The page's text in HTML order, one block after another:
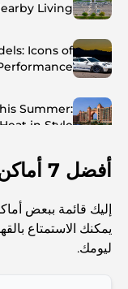
Living
Icons of
Summer:
in Style
of Global
Travel
for
أفضل 7 أماكن لتناول الإفطار في جميرا
إليك قائمة ببعض
يمكنك الاستمتاع
ليومك.